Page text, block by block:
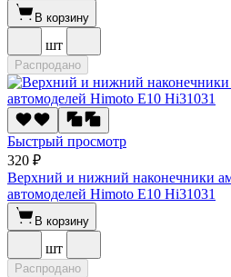
В корзину
шт
Распродано
Быстрый просмотр
320 ₽
Верхний и нижний наконечники
автомоделей Himoto E10 Hi31031
В корзину
шт
Распродано